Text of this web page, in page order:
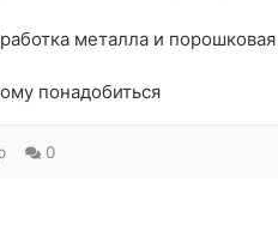
металла и порошковая
понадобиться
0